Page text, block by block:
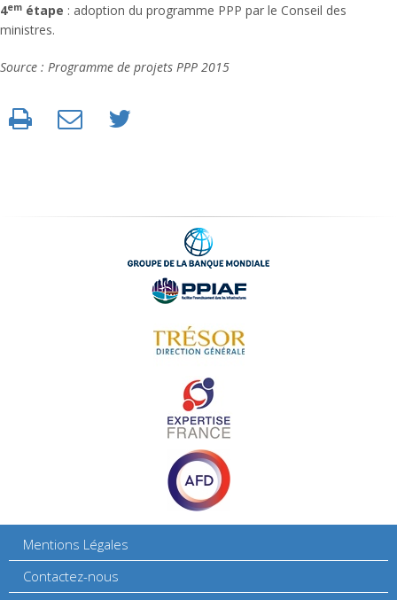
4em étape : adoption du programme PPP par le Conseil des
ministres.
Source : Programme de projets PPP 2015
Mentions Légales
Contactez-nous